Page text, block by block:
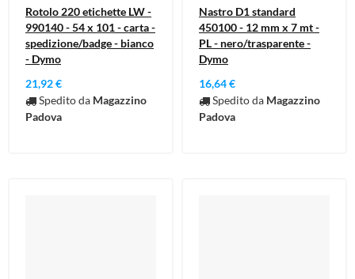
Rotolo 220 etichette LW -
990140 - 54 x 101 - carta -
spedizione/badge - bianco
- Dymo
21,92 €
Spedito da Magazzino
Padova
Nastro D1 standard
450100 - 12 mm x 7 mt -
PL - nero/trasparente -
Dymo
16,64 €
Spedito da Magazzino
Padova